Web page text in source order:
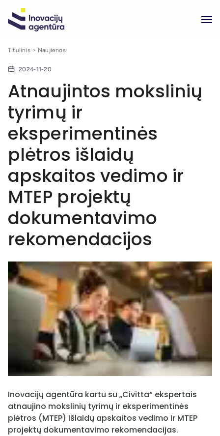
Titulinis Naujienos
2024-11-20
Atnaujintos mokslinių
tyrimų ir
eksperimentinės
plėtros išlaidų
apskaitos vedimo ir
MTEP projektų
dokumentavimo
rekomendacijos
Inovacijų agentūra kartu su „Civitta“ ekspertais
atnaujino mokslinių tyrimų ir eksperimentinės
plėtros (MTEP) išlaidų apskaitos vedimo ir MTEP
projektų dokumentavimo rekomendacijas.